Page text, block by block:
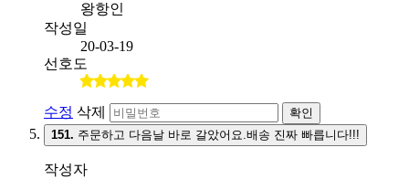
왕항인
작성일
20-03-19
선호도
수정 삭제
확인
151. 주문하고 다음날 바로 갈았어요.배송 진짜 빠릅니다!!!
작성자